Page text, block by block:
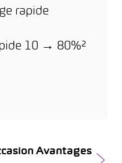
rapide
10 → 80%²
Avantages